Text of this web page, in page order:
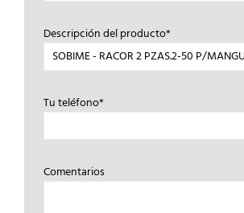
Descripción del producto*
Tu teléfono*
Comentarios